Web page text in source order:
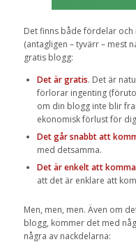
Det finns både fördelar
(antagligen – tyvärr – mest
gratis blogg:
Det är gratis. Det är
förlorar ingenting
om din blogg inte blir
ekonomisk förlust för
Det går snabbt att
med detsamma.
Det är enkelt att
att det är enklare att
Men, men, men. Även om
blogg, kommer det med
några av nackdelarna: